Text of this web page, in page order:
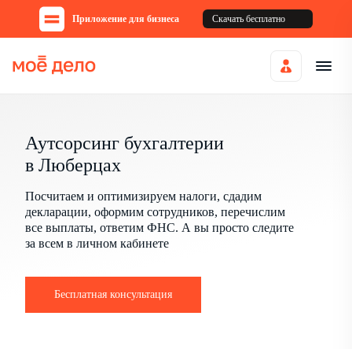
Приложение для бизнеса Скачать бесплатно
Аутсорсинг бухгалтерии
в Люберцах
Посчитаем и оптимизируем налоги, сдадим
декларации, оформим сотрудников, перечислим
все выплаты, ответим ФНС. А вы просто следите
за всем в личном кабинете
Бесплатная консультация